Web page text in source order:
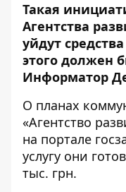
Такая
Агентства
уйдут
этого должен
Информатор
О планах
«Агентство
на портале
услугу они
тыс. грн.